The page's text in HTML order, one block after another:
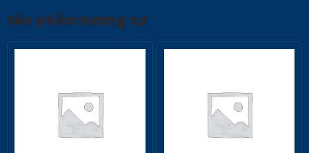
Sản phẩm tương tự